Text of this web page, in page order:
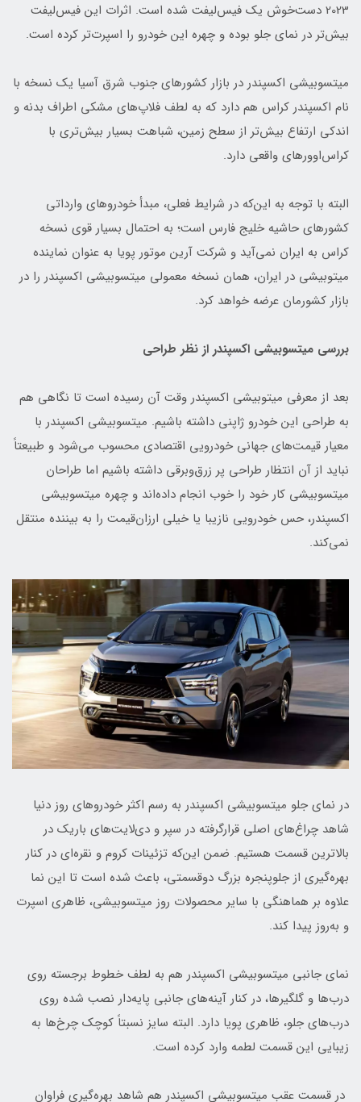
2023 دست‌خوش یک فیس‌لیفت شده است. اثرات این فیس‌لیفت
بیش‌تر در نمای جلو بوده و چهره این خودرو را اسپرت‌تر کرده است.
میتسوبیشی اکسپندر در بازار کشورهای جنوب شرق آسیا یک نسخه با
نام اکسپندر کراس هم دارد که به لطف فلاپ‌های مشکی اطراف بدنه و
اندکی ارتفاع بیش‌تر از سطح زمین، شباهت بسیار بیش‌تری با
کراس‌اوورهای واقعی دارد.
البته با توجه به این‌که در شرایط فعلی، مبدأ خودروهای وارداتی
کشورهای حاشیه خلیج فارس است؛ به احتمال بسیار قوی نسخه
کراس به ایران نمی‌آید و شرکت آرین موتور پویا به عنوان نماینده
میتوبیشی در ایران، همان نسخه معمولی میتسوبیشی اکسپندر را در
بازار کشورمان عرضه خواهد کرد.
بررسی میتسوبیشی اکسپندر از نظر طراحی
بعد از معرفی میتوبیشی اکسپندر وقت آن رسیده است تا نگاهی هم
به طراحی این خودرو ژاپنی داشته باشیم. میتسوبیشی اکسپندر با
معیار قیمت‌های جهانی خودرویی اقتصادی محسوب می‌شود و طبیعتاً
نباید از آن انتظار طراحی پر زرق‌وبرقی داشته باشیم اما طراحان
میتسوبیشی کار خود را خوب انجام داده‌اند و چهره میتسوبیشی
اکسپندر، حس خودرویی نازیبا یا خیلی ارزان‌قیمت را به بیننده منتقل
نمی‌کند.
در نمای جلو میتسوبیشی اکسپندر به رسم اکثر خودروهای روز دنیا
شاهد چراغ‌های اصلی قرارگرفته در سپر و دی‌لایت‌های باریک در
بالاترین قسمت هستیم. ضمن این‌که تزئینات کروم و نقره‌ای در کنار
بهره‌گیری از جلوپنجره بزرگ دوقسمتی، باعث شده است تا این نما
علاوه بر هماهنگی با سایر محصولات روز میتسوبیشی، ظاهری اسپرت
و به‌روز پیدا کند.
نمای جانبی میتسوبیشی اکسپندر هم به لطف خطوط برجسته روی
درب‌ها و گلگیرها، در کنار آینه‌های جانبی پایه‌دار نصب شده روی
درب‌های جلو، ظاهری پویا دارد. البته سایز نسبتاً کوچک چرخ‌ها به
زیبایی این قسمت لطمه وارد کرده است.
در قسمت عقب میتسوبیشی اکسپندر هم شاهد بهره‌گیری فراوان